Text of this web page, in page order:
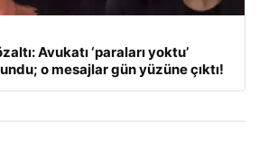
Avukatı ‘paraları yoktu’
o mesajlar gün yüzüne çıktı!